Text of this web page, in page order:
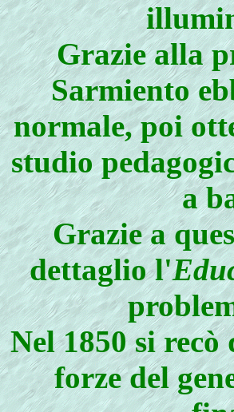
Grazie alla
Sarmiento
normale, poi
studio
a
Grazie a
dettaglio l'
Nel 1850 si
forze del